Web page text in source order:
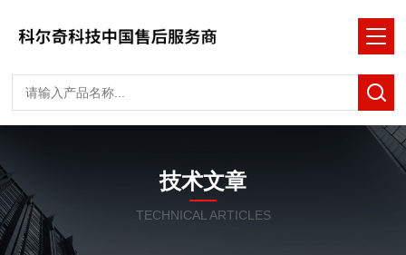
技术文章
TECHNICAL ARTICLES